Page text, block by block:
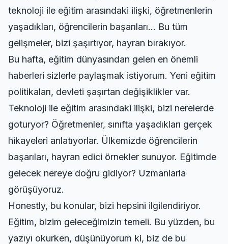
teknoloji ile eğitim arasındaki ilişki, öğretmenlerin
yaşadıkları, öğrencilerin başarıları… Bu tüm
gelişmeler, bizi şaşırtıyor, hayran bırakıyor.
Bu hafta, eğitim dünyasından gelen en önemli
haberleri sizlerle paylaşmak istiyorum. Yeni eğitim
politikaları, devleti şaşırtan değişiklikler var.
Teknoloji ile eğitim arasındaki ilişki, bizi nerelerde
goturyor? Öğretmenler, sınıfta yaşadıkları gerçek
hikayeleri anlatıyorlar. Ülkemizde öğrencilerin
başarıları, hayran edici örnekler sunuyor. Eğitimde
gelecek nereye doğru gidiyor? Uzmanlarla
görüşüyoruz.
Honestly, bu konular, bizi hepsini ilgilendiriyor.
Eğitim, bizim geleceğimizin temeli. Bu yüzden, bu
yazıyı okurken, düşünüyorum ki, biz de bu